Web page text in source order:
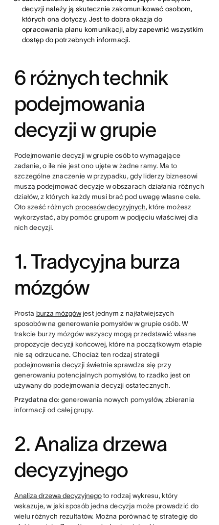
decyzji należy ją skutecznie zakomunikować osobom,
których ona dotyczy. Jest to dobra okazja do
opracowania planu komunikacji, aby zapewnić wszystkim
dostęp do potrzebnych informacji.
6 różnych technik
podejmowania
decyzji w grupie
Podejmowanie decyzji w grupie osób to wymagające
zadanie, o ile nie jest ono ujęte w żadne ramy. Ma to
szczególne znaczenie w przypadku, gdy liderzy biznesowi
muszą podejmować decyzje w obszarach działania różnych
działów, z których każdy musi brać pod uwagę własne cele.
Oto sześć różnych procesów decyzyjnych, które możesz
wykorzystać, aby pomóc grupom w podjęciu właściwej dla
nich decyzji.
1. Tradycyjna burza
mózgów
Prosta burza mózgówjest jednym z najłatwiejszych
sposobów na generowanie pomysłów w grupie osób. W
trakcie burzy mózgów wszyscy mogą przedstawić własne
propozycje decyzji końcowej, które na początkowym etapie
nie są odrzucane. Chociaż ten rodzaj strategii
podejmowania decyzji świetnie sprawdza się przy
generowaniu potencjalnych pomysłów, to rzadko jest on
używany do podejmowania decyzji ostatecznych.
Przydatna do: generowania nowych pomysłów, zbierania
informacji od całej grupy.
2. Analiza drzewa
decyzyjnego
Analiza drzewa decyzyjnegoto rodzaj wykresu, który
wskazuje, w jaki sposób jedna decyzja może prowadzić do
wielu różnych rezultatów. Można porównać tę strategię do